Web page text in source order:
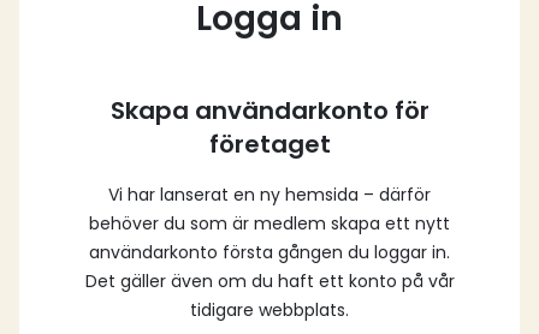
Logga in
Skapa användarkonto för
företaget
Vi har lanserat en ny hemsida – därför
behöver du som är medlem skapa ett nytt
användarkonto första gången du loggar in.
Det gäller även om du haft ett konto på vår
tidigare webbplats.